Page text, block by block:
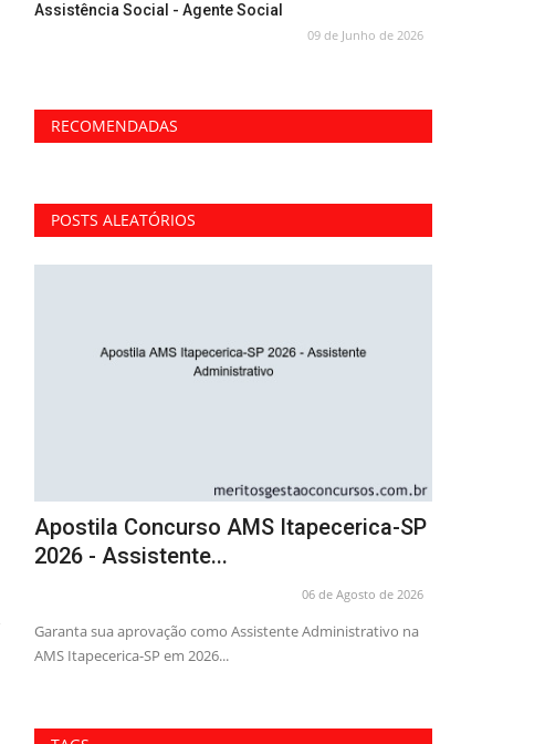
Assistência Social - Agente Social
09 de Junho de 2026
RECOMENDADAS
POSTS ALEATÓRIOS
Apostila Concurso AMS Itapecerica-SP
2026 - Auxiliar de...
06 de Agosto de 2026
Obtenha a sua aprovação com a Apostila AMS Itapecerica-SP
2026 em PDF para o cargo...